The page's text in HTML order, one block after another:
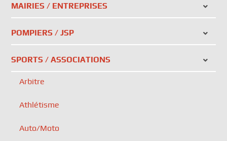
MAIRIES / ENTREPRISES
POMPIERS / JSP
SPORTS / ASSOCIATIONS
Arbitre
Athlétisme
Auto/Moto